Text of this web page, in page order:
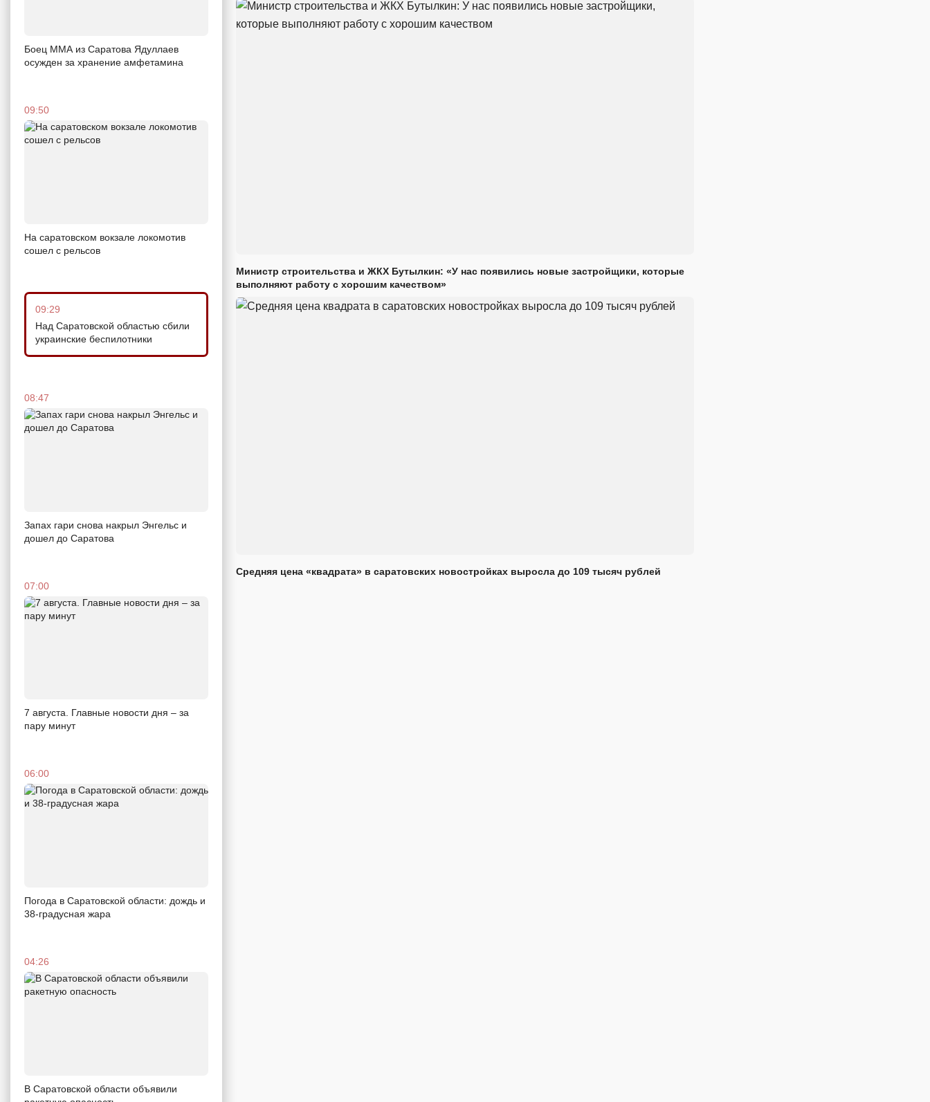
Боец ММА из Саратова Ядуллаев
осужден за хранение амфетамина
09:50
На саратовском вокзале локомотив
сошел с рельсов
09:29
Над Саратовской областью сбили
украинские беспилотники
08:47
Запах гари снова накрыл Энгельс и
дошел до Саратова
07:00
7 августа. Главные новости дня – за
пару минут
06:00
Погода в Саратовской области: дождь и
38-градусная жара
04:26
В Саратовской области объявили
Министр строительства и ЖКХ Бутылкин: «У нас появились новые застройщики, которые
выполняют работу с хорошим качеством»
Средняя цена «квадрата» в саратовских новостройках выросла до 109 тысяч рублей